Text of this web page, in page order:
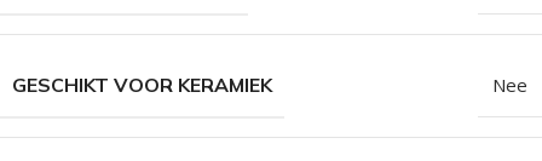
GESCHIKT VOOR KERAMIEK Nee